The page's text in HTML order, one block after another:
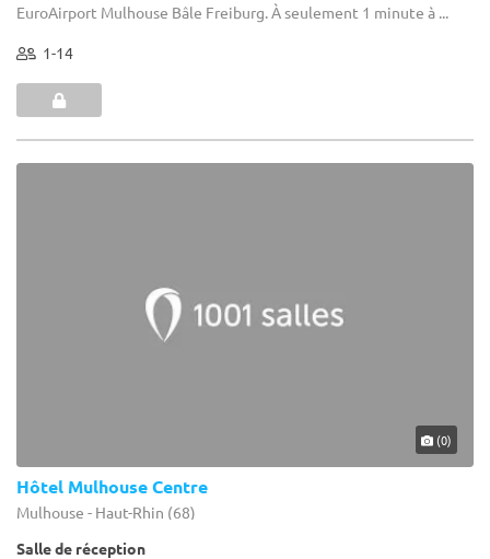
EuroAirport Mulhouse Bâle Freiburg. À seulement 1 minute à ...
1-14
(0)
Hôtel Mulhouse Centre
Mulhouse - Haut-Rhin (68)
Salle de réception